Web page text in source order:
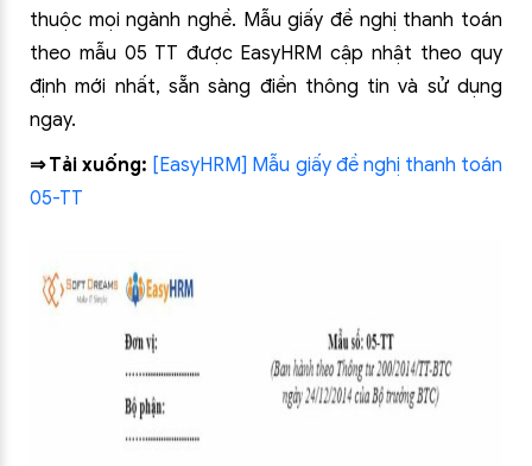
thuộc mọi ngành nghề. Mẫu giấy đề nghị thanh toán
theo mẫu 05 TT được EasyHRM cập nhật theo quy
định mới nhất, sẵn sàng điền thông tin và sử dụng
ngay.
⇒ Tải xuống: [EasyHRM] Mẫu giấy đề nghị thanh toán
05-TT